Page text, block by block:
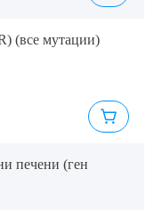
(все мутации)
печени (ген